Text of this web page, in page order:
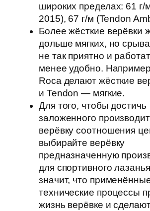
широких пределах: 61 г/
2015), 67 г/м (Tendon
Более жёсткие верёвки
дольше мягких, но
не так приятно и
менее удобно.
Roca делают жёсткие
и Tendon — мягкие.
Для того, чтобы достичь
заложенного
верёвку соотношения
выбирайте верёвку
предназначенную
для спортивного
значит, что
технические процессы
жизнь верёвке и